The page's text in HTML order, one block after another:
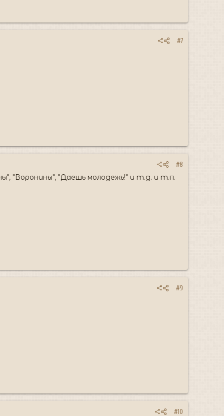
#7
#8
"Воронины", "Даешь молодежь!" и т.д. и т.п.
#9
#10